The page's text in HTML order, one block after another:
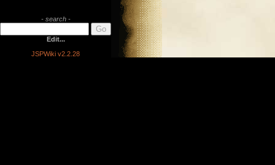
- search -
Edit...
JSPWiki v2.2.28